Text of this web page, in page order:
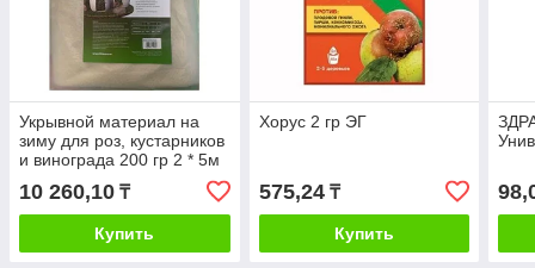
Укрывной материал на
зиму для роз, кустарников
и винограда 200 гр 2 * 5м
10 260,10 ₸
Купить
Хорус 2 гр ЭГ
575,24₸
Купить